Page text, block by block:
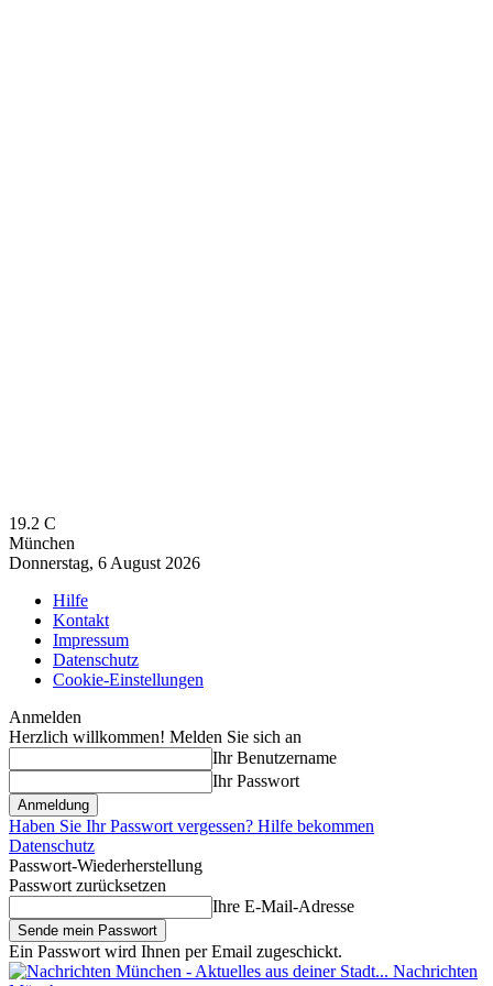
19.2 C
München
Donnerstag, 6 August 2026
Hilfe
Kontakt
Impressum
Datenschutz
Cookie-Einstellungen
Anmelden
Herzlich willkommen! Melden Sie sich an
Ihr Benutzername
Ihr Passwort
Haben Sie Ihr Passwort vergessen? Hilfe bekommen
Datenschutz
Passwort-Wiederherstellung
Passwort zurücksetzen
Ihre E-Mail-Adresse
Ein Passwort wird Ihnen per Email zugeschickt.
Nachrichten